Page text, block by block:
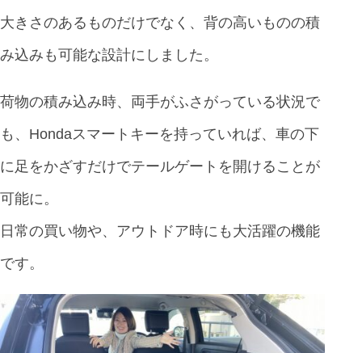
大きさのあるものだけでなく、背の高いものの積
み込みも可能な設計にしました。
荷物の積み込み時、両手がふさがっている状況で
も、Hondaスマートキーを持っていれば、車の下
に足をかざすだけでテールゲートを開けることが
可能に。
日常の買い物や、アウトドア時にも大活躍の機能
です。